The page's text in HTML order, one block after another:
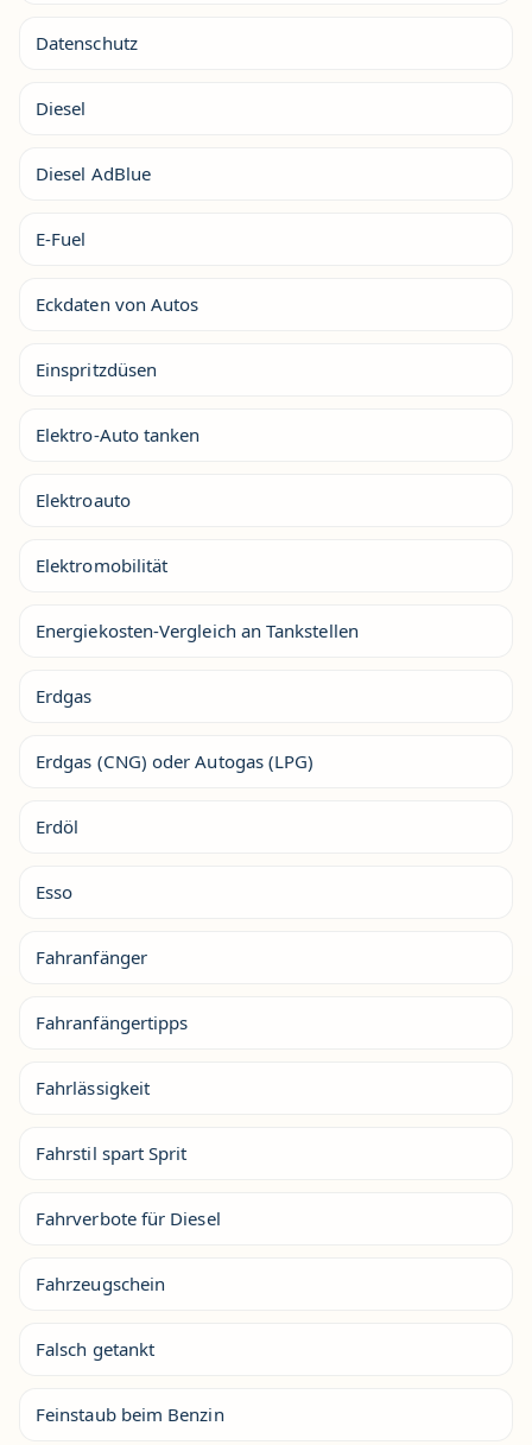
Datenschutz
Diesel
Diesel AdBlue
E-Fuel
Eckdaten von Autos
Einspritzdüsen
Elektro-Auto tanken
Elektroauto
Elektromobilität
Energiekosten-Vergleich an Tankstellen
Erdgas
Erdgas (CNG) oder Autogas (LPG)
Erdöl
Esso
Fahranfänger
Fahranfängertipps
Fahrlässigkeit
Fahrstil spart Sprit
Fahrverbote für Diesel
Fahrzeugschein
Falsch getankt
Feinstaub beim Benzin